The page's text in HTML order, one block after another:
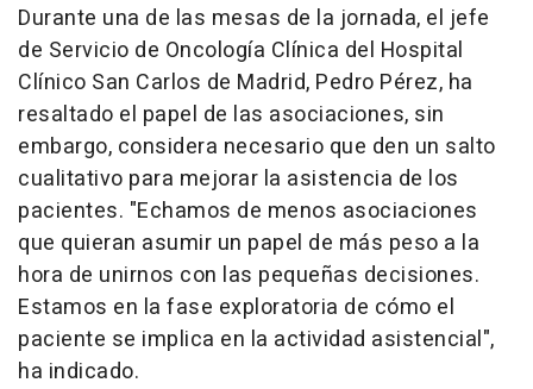
Durante una de las mesas de la jornada, el jefe
de Servicio de Oncología Clínica del Hospital
Clínico San Carlos de Madrid, Pedro Pérez, ha
resaltado el papel de las asociaciones, sin
embargo, considera necesario que den un salto
cualitativo para mejorar la asistencia de los
pacientes. "Echamos de menos asociaciones
que quieran asumir un papel de más peso a la
hora de unirnos con las pequeñas decisiones.
Estamos en la fase exploratoria de cómo el
paciente se implica en la actividad asistencial",
ha indicado.